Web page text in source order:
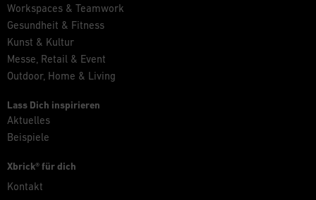
Workspaces & Teamwork
Gesundheit & Fitness
Kunst & Kultur
Messe, Retail & Event
Outdoor, Home & Living
Lass Dich inspirieren
Aktuelles
Beispiele
Xbrick® für dich
Kontakt